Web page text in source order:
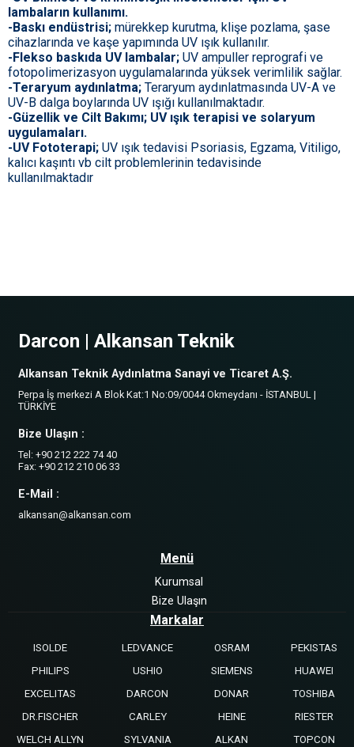
lambaların kullanımı.
-Baskı endüstrisi; mürekkep kurutma, klişe pozlama, şase
cihazlarında ve kaşe yapımında UV ışık kullanılır.
-Flekso baskıda UV lambalar; UV ampuller reprografi ve
fotopolimerizasyon uygulamalarında yüksek verimlilik sağlar.
-Teraryum aydınlatma; Teraryum aydınlatmasında UV-A ve
UV-B dalga boylarında UV ışığı kullanılmaktadır.
-Güzellik ve Cilt Bakımı; UV ışık terapisi ve solaryum
uygulamaları.
-UV Fototerapi; UV ışık tedavisi Psoriasis, Egzama, Vitiligo,
kalıcı kaşıntı vb cilt problemlerinin tedavisinde
kullanılmaktadır
Darcon | Alkansan Teknik
Alkansan Teknik Aydınlatma Sanayi ve Ticaret A.Ş.
Perpa İş merkezi A Blok Kat:1 No:09/0044 Okmeydanı - İSTANBUL |
TÜRKİYE
Bize Ulaşın :
Tel: +90 212 222 74 40
Fax: +90 212 210 06 33
E-Mail :
alkansan@alkansan.com
Menü
Kurumsal
Bize Ulaşın
Markalar
ISOLDE LEDVANCE OSRAM
PEKISTAS
PHILIPS
USHIO SIEMENS
HUAWEI
EXCELITAS
DARCON DONAR
TOSHIBA
DR.FISCHER
CARLEY HEINE
RIESTER
WELCH ALLYN
SYLVANIA ALKAN TOPCON